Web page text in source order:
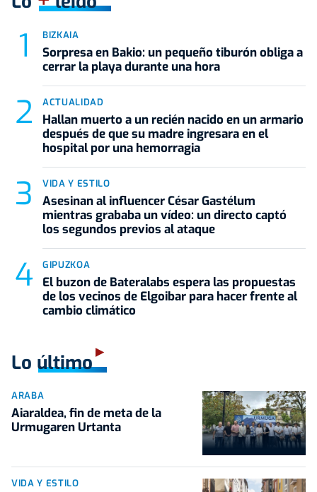
BIZKAIA
Sorpresa en Bakio: un pequeño tiburón obliga a
cerrar la playa durante una hora
ACTUALIDAD
Hallan muerto a un recién nacido en un armario
después de que su madre ingresara en el
hospital por una hemorragia
VIDA Y ESTILO
Asesinan al influencer César Gastélum
mientras grababa un vídeo: un directo captó
los segundos previos al ataque
GIPUZKOA
El buzon de Bateralabs espera las propuestas
de los vecinos de Elgoibar para hacer frente al
cambio climático
Lo último
ARABA
Aiaraldea, fin de meta de la
Urmugaren Urtanta
VIDA Y ESTILO